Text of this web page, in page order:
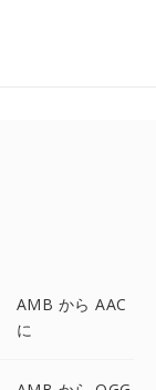
AMB から AAC
に